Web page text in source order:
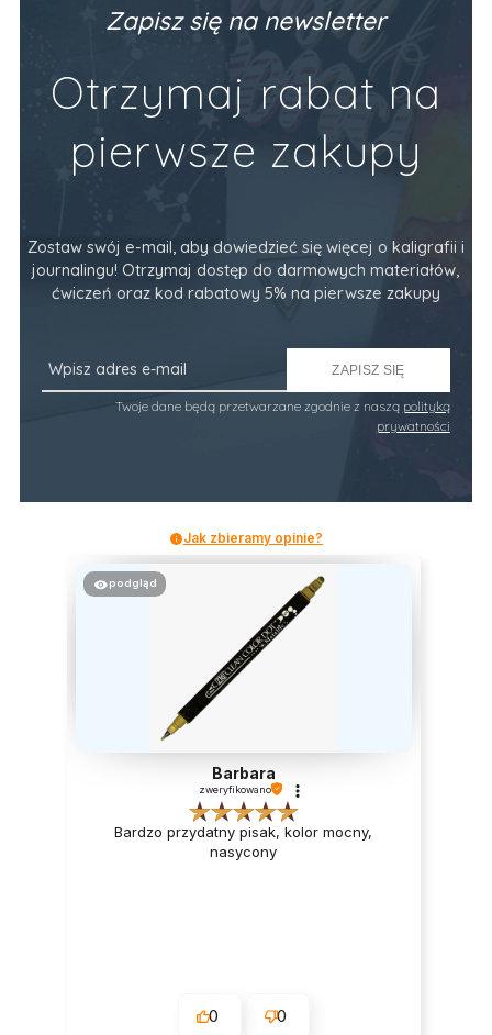
Zapisz się na newsletter
Otrzymaj rabat na
pierwsze zakupy
Zostaw swój e-mail, aby dowiedzieć się więcej o kaligrafii i
journalingu! Otrzymaj dostęp do darmowych materiałów,
ćwiczeń oraz kod rabatowy 5% na pierwsze zakupy
ZAPISZ SIĘ
Twoje dane będą przetwarzane zgodnie z naszą polityką
prywatności
Jak zbieramy opinie?
podgląd
Barbara
zweryfikowano
Bardzo przydatny pisak, kolor mocny,
nasycony
0 0